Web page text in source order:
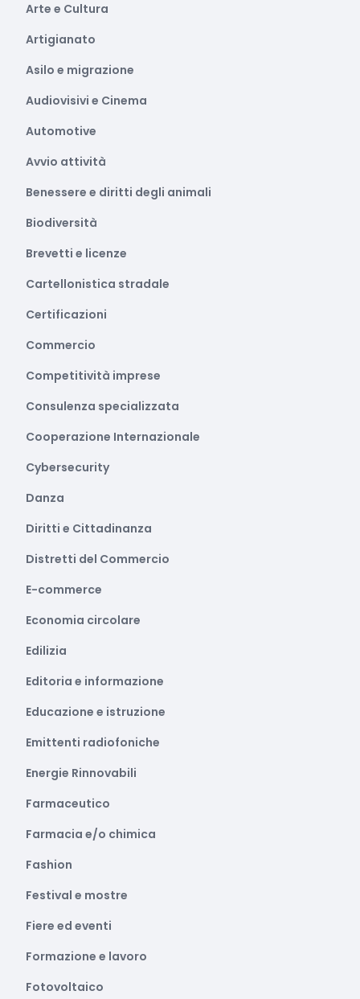
Arte e Cultura
Artigianato
Asilo e migrazione
Audiovisivi e Cinema
Automotive
Avvio attività
Benessere e diritti degli animali
Biodiversità
Brevetti e licenze
Cartellonistica stradale
Certificazioni
Commercio
Competitività imprese
Consulenza specializzata
Cooperazione Internazionale
Cybersecurity
Danza
Diritti e Cittadinanza
Distretti del Commercio
E-commerce
Economia circolare
Edilizia
Editoria e informazione
Educazione e istruzione
Emittenti radiofoniche
Energie Rinnovabili
Farmaceutico
Farmacia e/o chimica
Fashion
Festival e mostre
Fiere ed eventi
Formazione e lavoro
Fotovoltaico